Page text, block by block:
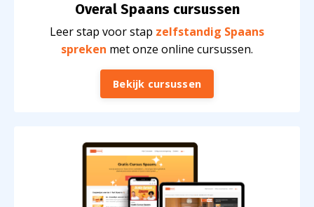
Overal Spaans cursussen
Leer stap voor stap zelfstandig Spaans
spreken met onze online cursussen.
Bekijk cursussen